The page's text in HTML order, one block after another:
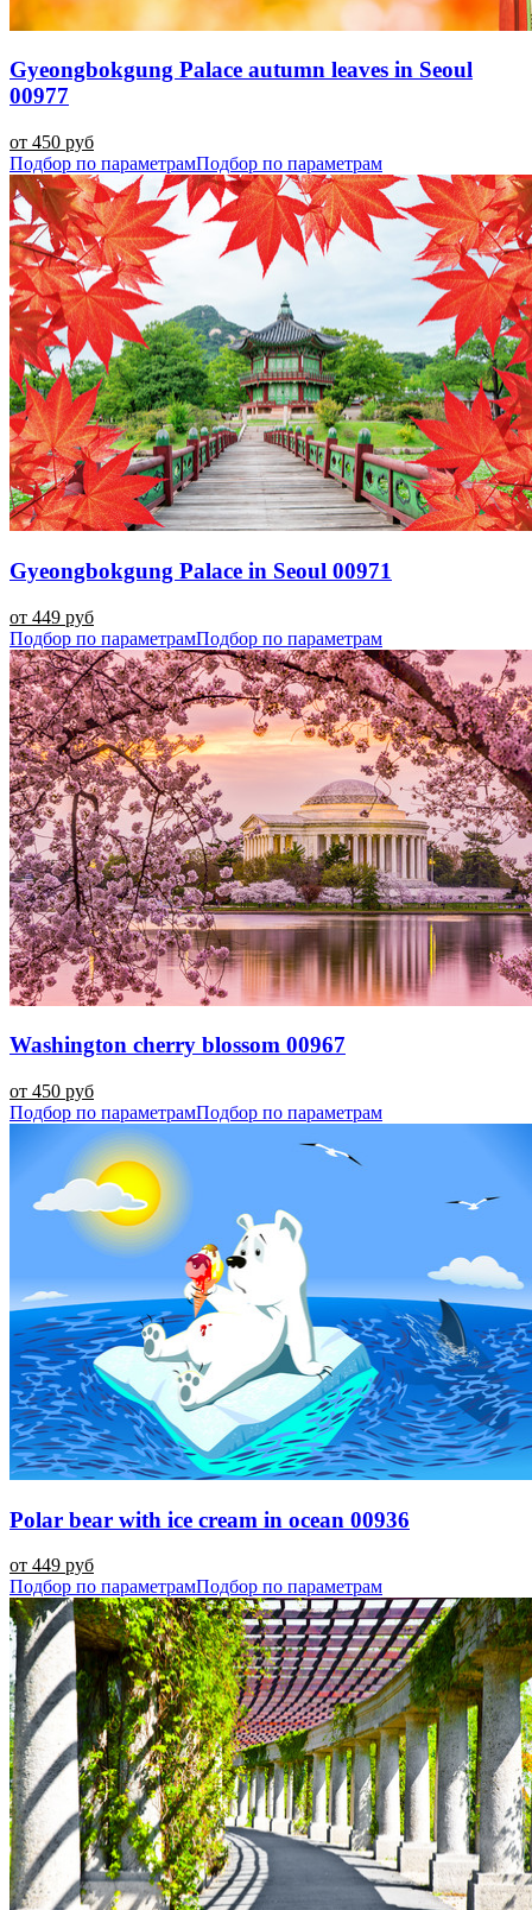
Gyeongbokgung Palace autumn leaves in Seoul
00977
от 450 руб
Подбор по параметрамПодбор по параметрам
Gyeongbokgung Palace in Seoul 00971
от 449 руб
Подбор по параметрамПодбор по параметрам
Washington cherry blossom 00967
от 450 руб
Подбор по параметрамПодбор по параметрам
Polar bear with ice cream in ocean 00936
от 449 руб
Подбор по параметрамПодбор по параметрам